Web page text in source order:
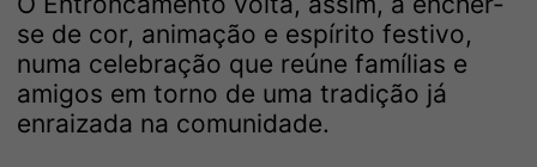
se de cor, animação e espírito festivo,
numa celebração que reúne famílias e
amigos em torno de uma tradição já
enraizada na comunidade.